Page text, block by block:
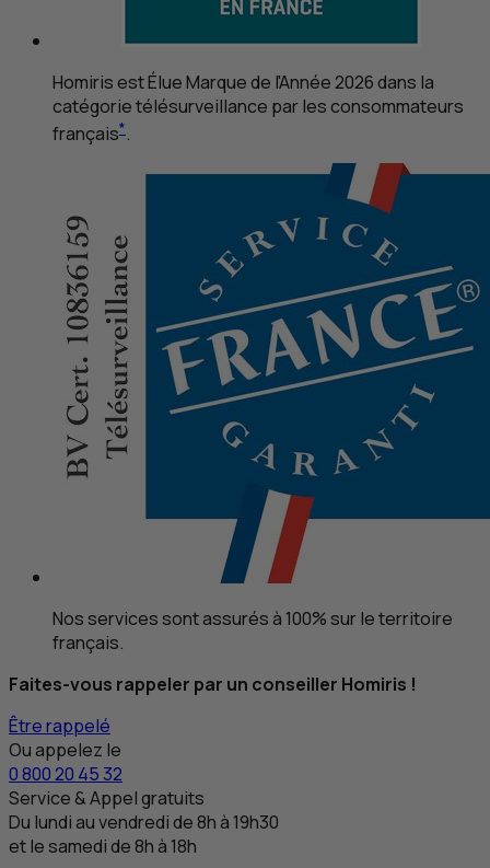
Homiris est Élue Marque de l'Année 2026 dans la
catégorie télésurveillance par les consommateurs
français*.
Nos services sont assurés à 100% sur le territoire
français.
Faites-vous rappeler par un conseiller Homiris !
Être rappelé
Ou appelez le
0 800 20 45 32
Service & Appel gratuits
Du lundi au vendredi de 8hà 19h30
et le samedi de 8hà 18h